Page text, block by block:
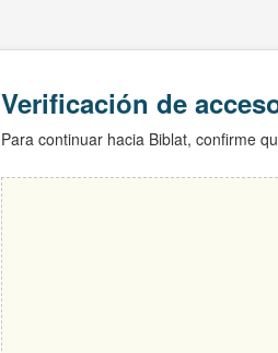
Verificación de
Para continuar hacia Biblat, confirme